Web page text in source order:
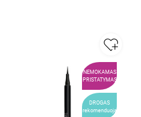
NEMOKAMAS
PRISTATYMAS
DROGAS
rekomenduoja